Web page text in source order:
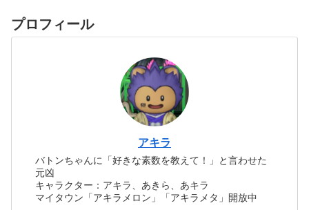
プロフィール
アキラ
バトンちゃんに「好きな素数を教えて！」と言わせた
元凶
キャラクター：アキラ、あきら、あキラ
マイタウン「アキラメロン」「アキラメタ」開放中